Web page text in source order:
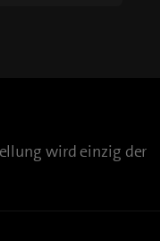
wird einzig der